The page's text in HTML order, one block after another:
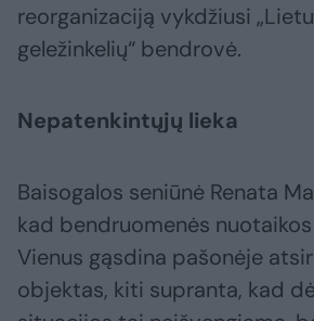
reorganizaciją vykdžiusi
geležinkelių“ bendrovė.
Nepatenkintųjų lieka
Baisogalos seniūnė Renata
kad bendruomenės
Vienus gąsdina pašonėje
objektas, kiti supranta, kad